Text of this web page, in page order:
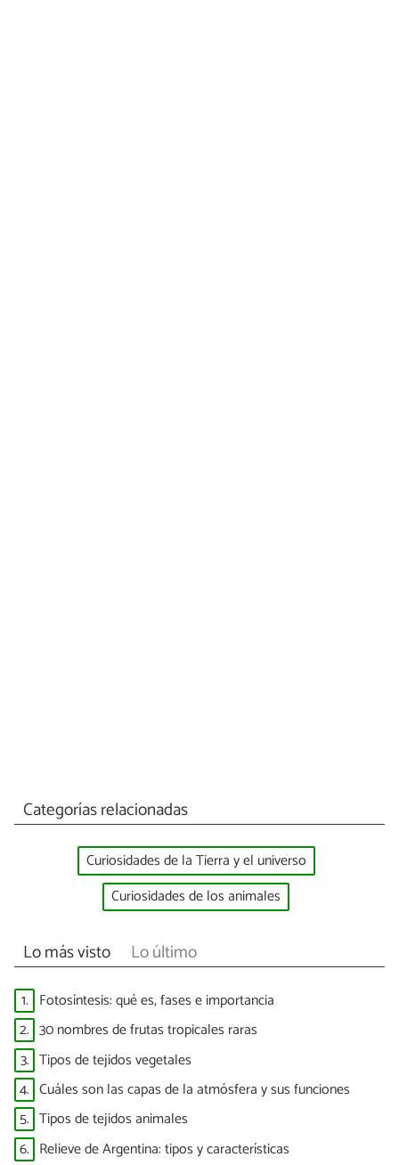
Categorías relacionadas
Curiosidades de la Tierra y el universo
Curiosidades de los animales
Lo más visto Lo último
1. Fotosíntesis: qué es, fases e importancia
2. 30 nombres de frutas tropicales raras
3. Tipos de tejidos vegetales
4. Cuáles son las capas de la atmósfera y sus funciones
5. Tipos de tejidos animales
6. Relieve de Argentina: tipos y características